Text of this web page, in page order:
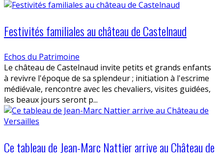
Festivités familiales au château de Castelnaud
Echos du Patrimoine
Le château de Castelnaud invite petits et grands enfants
à revivre l'époque de sa splendeur ; initiation à l'escrime
médiévale, rencontre avec les chevaliers, visites guidées,
les beaux jours seront p...
Ce tableau de Jean-Marc Nattier arrive au Château de